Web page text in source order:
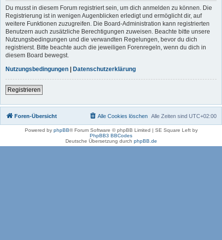
Du musst in diesem Forum registriert sein, um dich anmelden zu können. Die
Registrierung ist in wenigen Augenblicken erledigt und ermöglicht dir, auf
weitere Funktionen zuzugreifen. Die Board-Administration kann registrierten
Benutzern auch zusätzliche Berechtigungen zuweisen. Beachte bitte unsere
Nutzungsbedingungen und die verwandten Regelungen, bevor du dich
registrierst. Bitte beachte auch die jeweiligen Forenregeln, wenn du dich in
diesem Board bewegst.
Nutzungsbedingungen | Datenschutzerklärung
Registrieren
Foren-Übersicht Alle Zeiten sind UTC+02:00
Alle Cookies löschen
Powered by phpBB® Forum Software © phpBB Limited | SE Square Left by
PhpBB3 BBCodes
Deutsche Übersetzung durch phpBB.de